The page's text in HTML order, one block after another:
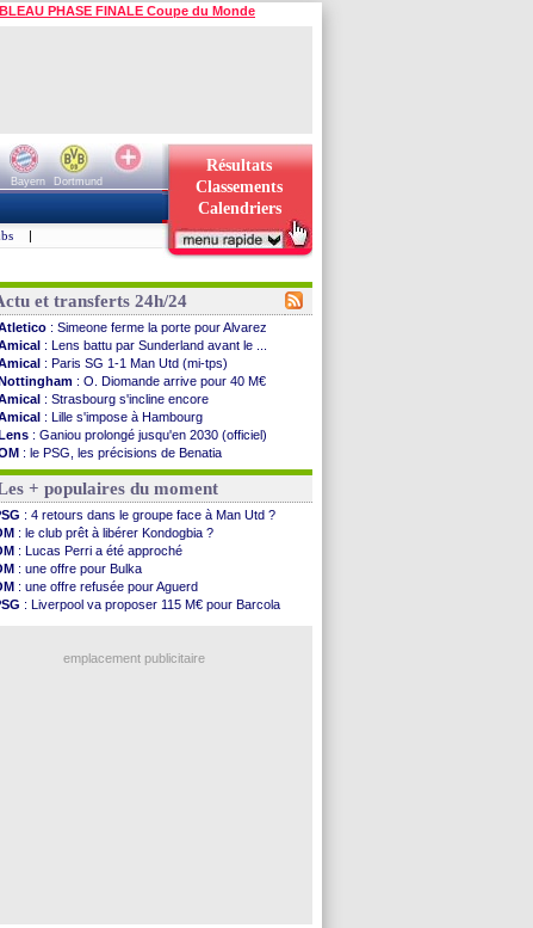
PHASE FINALE Coupe du Monde
Bayern
Dortmund
Résultats
Classements
Calendriers
|
et transferts 24h/24
: Simeone ferme la porte pour Alvarez
: Lens battu par Sunderland avant le ...
: Paris SG 1-1 Man Utd (mi-tps)
: O. Diomande arrive pour 40 M€
: Strasbourg s'incline encore
: Lille s'impose à Hambourg
: Ganiou prolongé jusqu'en 2030 (officiel)
: le PSG, les précisions de Benatia
: Paris SG-Man Utd, les compos
: Chelsea corrige l'AC Milan
Argentine: Messi perd son papa
Amical : l'Inter s'offre la Juventus
: Almada rejoint River Plate (off.)
: Camara a la cote en Angleterre
: encore une défaite pour Strasbourg
: la piste Goore en attaque
PSG : ça négocie avec le Barça pour Torres
: Le Mans concède un nul
+ populaires du moment
: 4 retours dans le groupe face à Man Utd ?
: le club prêt à libérer Kondogbia ?
: Lucas Perri a été approché
: une offre pour Bulka
: une offre refusée pour Aguerd
: Liverpool va proposer 115 M€ pour Barcola
emplacement publicitaire